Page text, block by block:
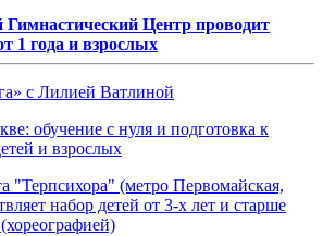
Гимнастический Центр проводит
1 года и взрослых
с Лилией Ватлиной
обучение с нуля и подготовка к
и взрослых
"Терпсихора" (метро Первомайская,
набор детей от 3-х лет и старше